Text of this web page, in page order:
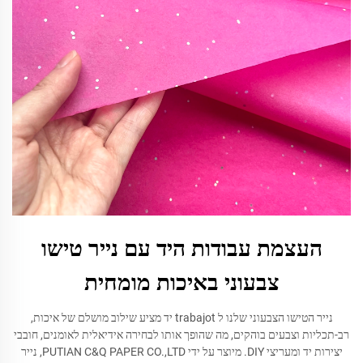
העצמת עבודות היד עם נייר טישו
צבעוני באיכות מומחית
נייר הטישו הצבעוני שלנו ל trabajot יד מציע שילוב מושלם של איכות,
רב-תכליות וצבעים בוהקים, מה שהופך אותו לבחירה אידיאלית לאומנים, חובבי
יצירות יד ומעריצי DIY. מיוצר על ידי PUTIAN C&Q PAPER CO.,LTD, נייר